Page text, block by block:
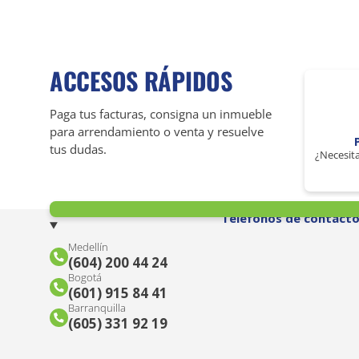
ACCESOS RÁPIDOS
Paga tus facturas, consigna un inmueble
para arrendamiento o venta y resuelve
tus dudas.
Teléfonos de contacto
Medellín
(604) 200 44 24
Bogotá
(601) 915 84 41
Barranquilla
(605) 331 92 19